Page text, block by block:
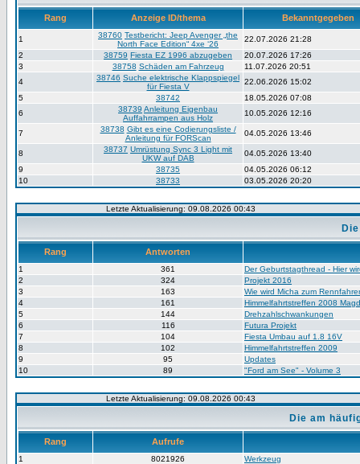
Rang Anzeige ID/thema Bekanntgegeben
1 38760 Testbericht: Jeep Avenger „the
North Face Edition“ 4xe ‘26
22.07.2026 21:28
2
38759 Fiesta EZ 1996 abzugeben
20.07.2026 17:26
3
38758 Schäden am Fahrzeug
11.07.2026 20:51
4
38746 Suche elektrische Klappspiegel
für Fiesta V
22.06.2026 15:02
5
38742
18.05.2026 07:08
6
38739 Anleitung Eigenbau
Auffahrrampen aus Holz
10.05.2026 12:16
7 38738 Gibt es eine Codierungsliste /
Anleitung für FORScan
04.05.2026 13:46
8 38737 Umrüstung Sync 3 Light mit
UKW auf DAB
04.05.2026 13:40
9
38735
04.05.2026 06:12
10
38733 03.05.2026 20:20
Letzte Aktualisierung: 09.08.2026 00:43
Rang Antworten
1 361
Der Geburtstagthread - Hier
2
324
Projekt 2016
3
163
Wie wird Micha zum
4
161
Himmelfahrtstreffen 2008
5
144
Drehzahlschwankungen
6
116
Futura Projekt
7
104
Fiesta Umbau auf 1.8 16V
8
102
Himmelfahrtstreffen 2009
9
95
Updates
10
89 "Ford am See" - Volume 3
Letzte Aktualisierung: 09.08.2026 00:43
Die am
Rang Aufrufe
1 8021926
Werkzeug